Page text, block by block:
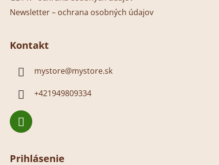
Newsletter – ochrana osobných údajov
Kontakt
mystore@mystore.sk
+421949809334
Prihlásenie